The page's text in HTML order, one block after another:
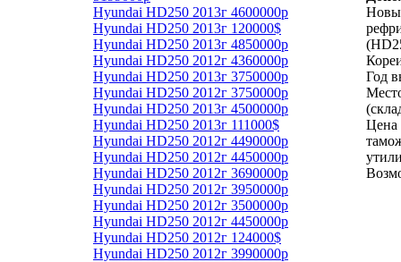
Hyundai HD250 2013г 4600000р
Hyundai HD250 2013г 120000$
Hyundai HD250 2013г 4850000р
Hyundai HD250 2012г 4360000р
Hyundai HD250 2013г 3750000р
Hyundai HD250 2012г 3750000р
Hyundai HD250 2013г 4500000р
Hyundai HD250 2013г 111000$
Hyundai HD250 2012г 4490000р
Hyundai HD250 2012г 4450000р
Hyundai HD250 2012г 3690000р
Hyundai HD250 2012г 3950000р
Hyundai HD250 2012г 3500000р
Hyundai HD250 2012г 4450000р
Hyundai HD250 2012г 124000$
Hyundai HD250 2012г 3990000р
Год
Цена